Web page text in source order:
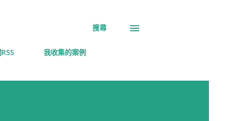
搜尋
我收集的案例